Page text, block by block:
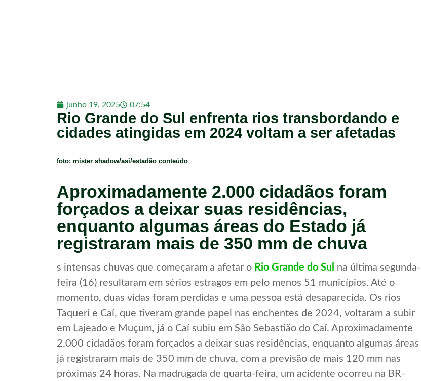
junho 19, 2025 07:54
Rio Grande do Sul enfrenta rios transbordando e
cidades atingidas em 2024 voltam a ser afetadas
foto: mister shadow/asi/estadão conteúdo
Aproximadamente 2.000 cidadãos foram
forçados a deixar suas residências,
enquanto algumas áreas do Estado já
registraram mais de 350 mm de chuva
s intensas chuvas que começaram a afetar o Rio Grande do Sul na última segunda-
feira (16) resultaram em sérios estragos em pelo menos 51 municípios. Até o
momento, duas vidas foram perdidas e uma pessoa está desaparecida. Os rios
Taqueri e Caí, que tiveram grande papel nas enchentes de 2024, voltaram a subir
em Lajeado e Muçum, já o Caí subiu em São Sebastião do Caí. Aproximadamente
2.000 cidadãos foram forçados a deixar suas residências, enquanto algumas áreas
já registraram mais de 350 mm de chuva, com a previsão de mais 120 mm nas
próximas 24 horas. Na madrugada de quarta-feira, um acidente ocorreu na BR-